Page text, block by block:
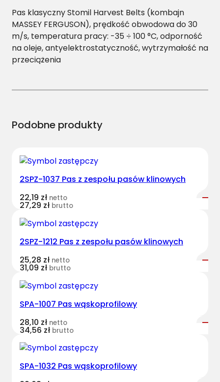
-
2
1
2
0
a
Pas klasyczny Stomil Harvest Belts (kombajn
MASSEY FERGUSON), prędkość obwodowa do 30
m/s, temperatura pracy: -35 ÷ 100 °C, odporność
na oleje, antyelektrostatyczność, wytrzymałość na
przeciążenia
Podobne produkty
2SPZ-1037 Pas z zespołu pasów klinowych
22,19 zł netto
27,29 zł brutto
2SPZ-1212 Pas z zespołu pasów klinowych
25,28 zł netto
31,09 zł brutto
SPA-1007 Pas wąskoprofilowy
28,10 zł netto
34,56 zł brutto
SPA-1032 Pas wąskoprofilowy